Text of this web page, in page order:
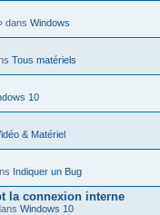
dans Windows
Tous matériels
10
& Matériel
Indiquer un Bug
la connexion interne
Windows 10